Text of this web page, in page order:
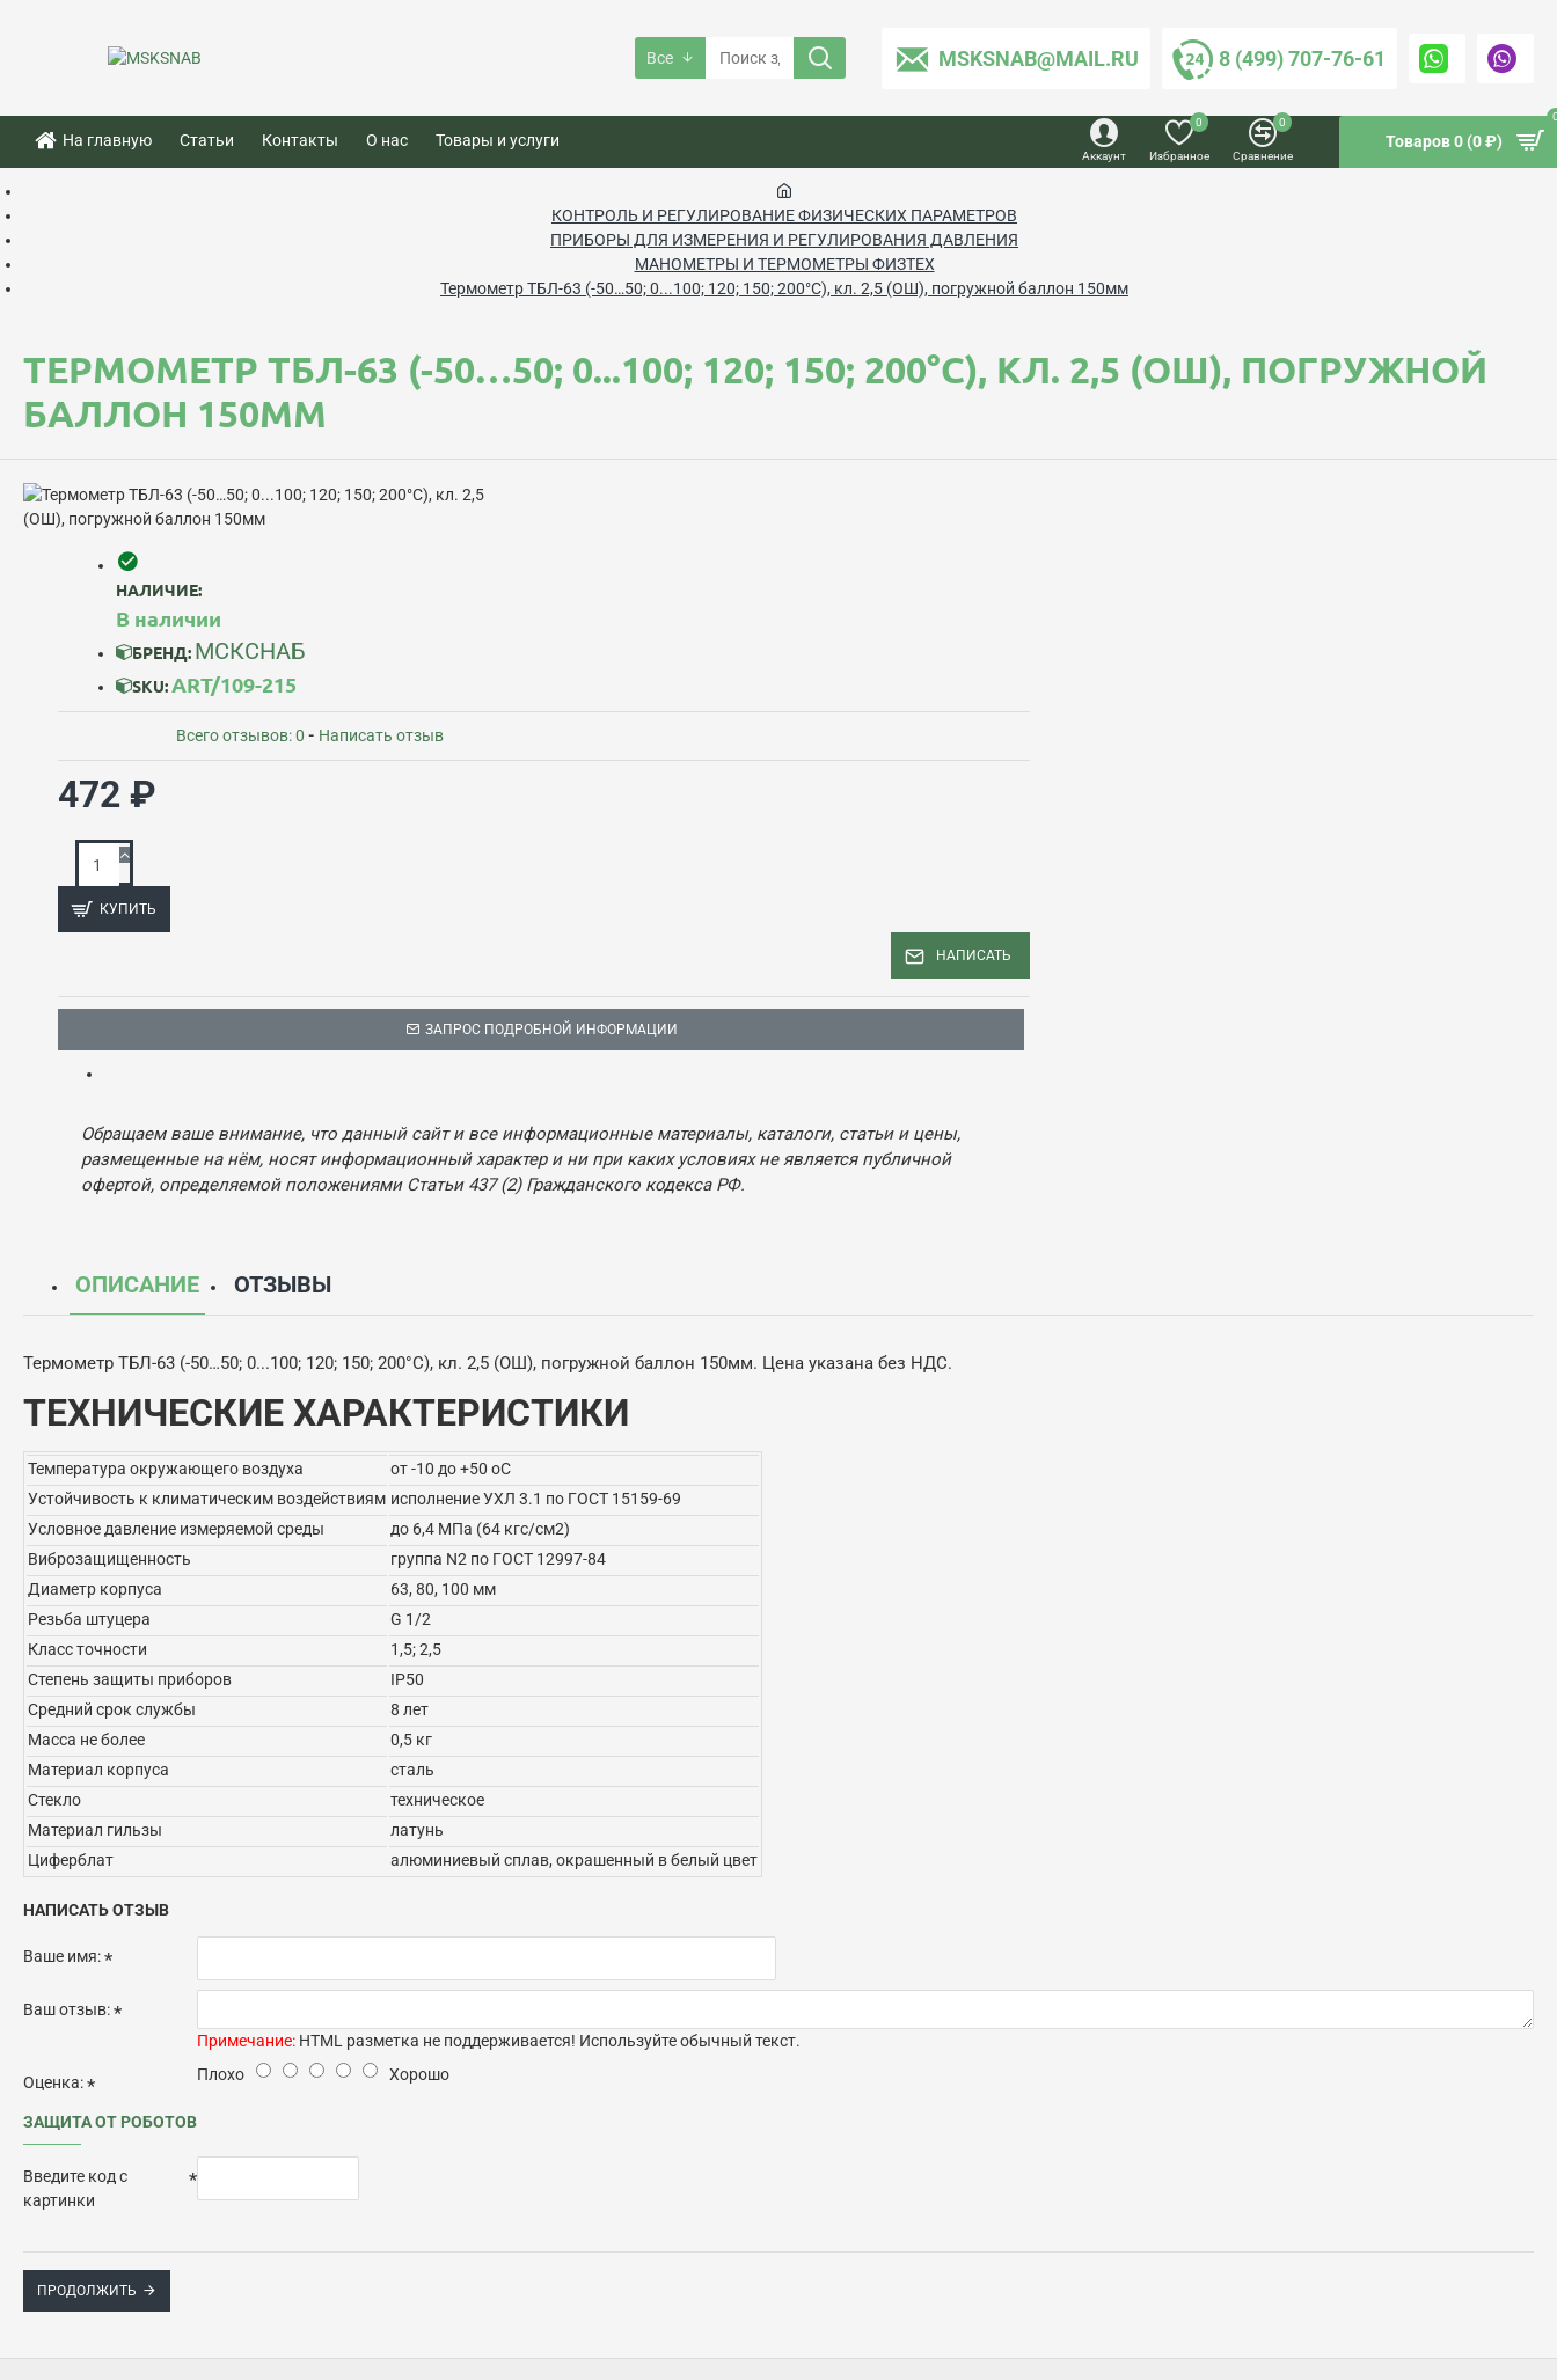
Все MSKSNAB@MAIL.RU 8 (499) 707-76-61
На главную Статьи Контакты О нас Товары и услуги
Аккаунт Избранное
0
Сравнение
0
Товаров 0 (0 ₽)
КОНТРОЛЬ И РЕГУЛИРОВАНИЕ ФИЗИЧЕСКИХ ПАРАМЕТРОВ
ПРИБОРЫ ДЛЯ ИЗМЕРЕНИЯ И РЕГУЛИРОВАНИЯ ДАВЛЕНИЯ
МАНОМЕТРЫ И ТЕРМОМЕТРЫ ФИЗТЕХ
Термометр ТБЛ-63 (-50…50; 0...100; 120; 150; 200°С), кл. 2,5 (ОШ), погружной баллон 150мм
ТЕРМОМЕТР ТБЛ-63 (-50…50; 0...100; 120; 150; 200°С), КЛ. 2,5 (ОШ), ПОГРУЖНОЙ
БАЛЛОН 150ММ
НАЛИЧИЕ:
В наличии
БРЕНД: МСКСНАБ
SKU:ART/109-215
Всего отзывов: 0 - Написать отзыв
472 ₽
КУПИТЬ
НАПИСАТЬ
ЗАПРОС ПОДРОБНОЙ ИНФОРМАЦИИ
Обращаем ваше внимание, что данный сайт и все информационные материалы, каталоги, статьи и цены,
размещенные на нём, носят информационный характер и ни при каких условиях не является публичной
офертой, определяемой положениями Статьи 437 (2) Гражданского кодекса РФ.
ОПИСАНИЕ ОТЗЫВЫ
Термометр ТБЛ-63 (-50…50; 0...100; 120; 150; 200°С), кл. 2,5 (ОШ), погружной баллон 150мм. Цена указана без НДС.
ТЕХНИЧЕСКИЕ ХАРАКТЕРИСТИКИ
Температура окружающего воздуха
от -10 до +50 оС
Устойчивость к климатическим воздействиям исполнение УХЛ 3.1 по ГОСТ 15159-69
Условное давление измеряемой среды
до 6,4 МПа (64 кгс/см2)
Виброзащищенность
группа N2 по ГОСТ 12997-84
Диаметр корпуса
63, 80, 100 мм
Резьба штуцера
G 1/2
Класс точности
1,5; 2,5
Степень защиты приборов
IP50
Средний срок службы
8 лет
Масса не более
0,5 кг
Материал корпуса
сталь
Стекло
техническое
Материал гильзы
латунь
Циферблат
алюминиевый сплав, окрашенный в белый цвет
НАПИСАТЬ ОТЗЫВ
Ваше имя:
Ваш отзыв:
Примечание: HTML разметка не поддерживается! Используйте обычный текст.
Оценка: Плохо Хорошо
ЗАЩИТА ОТ РОБОТОВ
Введите код с
картинки
ПРОДОЛЖИТЬ